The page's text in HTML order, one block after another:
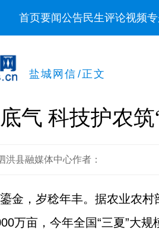
首页要闻公告民生评论视频
盐城网信 /正文
气 科技护农筑
洪县融媒体中心作者：
金，岁稔年丰。据农业农
万亩，今年全国“三夏”大